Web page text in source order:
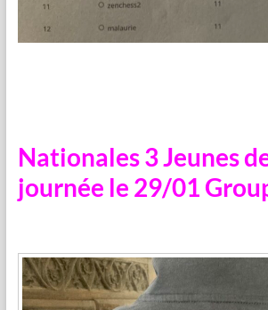
Nationales 3 Jeunes
journée le 29/01